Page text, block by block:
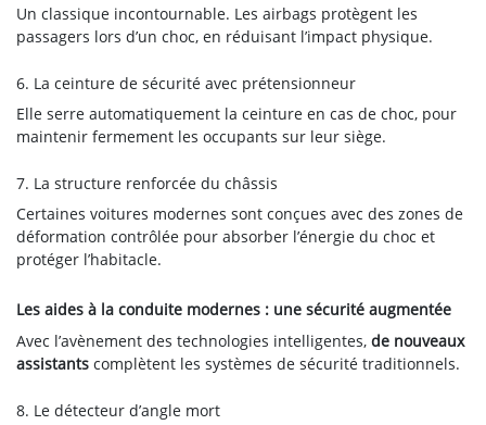
Un classique incontournable. Les airbags protègent les
passagers lors d’un choc, en réduisant l’impact physique.
6. La ceinture de sécurité avec prétensionneur
Elle serre automatiquement la ceinture en cas de choc, pour
maintenir fermement les occupants sur leur siège.
7. La structure renforcée du châssis
Certaines voitures modernes sont conçues avec des zones de
déformation contrôlée pour absorber l’énergie du choc et
protéger l’habitacle.
Les aides à la conduite modernes : une sécurité augmentée
Avec l’avènement des technologies intelligentes, de nouveaux
assistants complètent les systèmes de sécurité traditionnels.
8. Le détecteur d’angle mort